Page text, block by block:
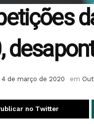
4 de março de 2020 em
no Twitter